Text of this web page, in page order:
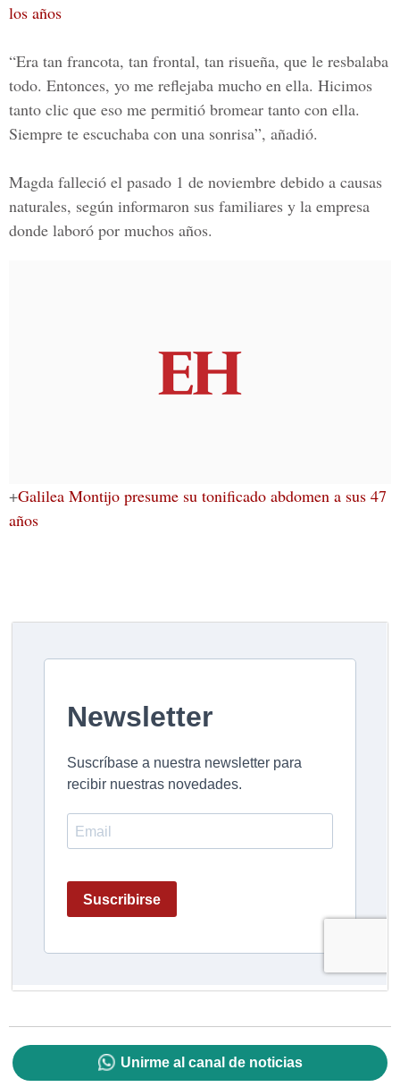
los años
“Era tan francota, tan frontal, tan risueña, que le resbalaba
todo. Entonces, yo me reflejaba mucho en ella. Hicimos
tanto clic que eso me permitió bromear tanto con ella.
Siempre te escuchaba con una sonrisa”, añadió.
Magda falleció el pasado 1 de noviembre debido a causas
naturales, según informaron sus familiares y la empresa
donde laboró por muchos años.
+Galilea Montijo presume su tonificado abdomen a sus 47
años
Unirme al canal de noticias